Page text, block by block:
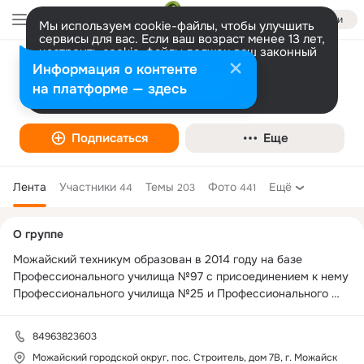
Войти
Мы используем cookie-файлы, чтобы улучшить
сервисы для вас. Если ваш возраст менее 13 лет,
настроить cookie-файлы должен ваш законный
представитель. Больше информации
Разрешить все Настроить
Можайский техникум
Подписаться Еще
Лента Участники 44 Темы 203 Фото 441 Ещё
колонка
О группе
Можайский техникум образован в 2014 году на базе
Профессионального училища №97 с присоединением к нему
Профессионального училища №25 и Профессионального
Московской области.
В настоящее время в техникуме обучается более 900
84963823603
Можайский городской округ, пос. Строитель, дом 7В, г. Можайск
Информация о контенте
на платформе — здесь